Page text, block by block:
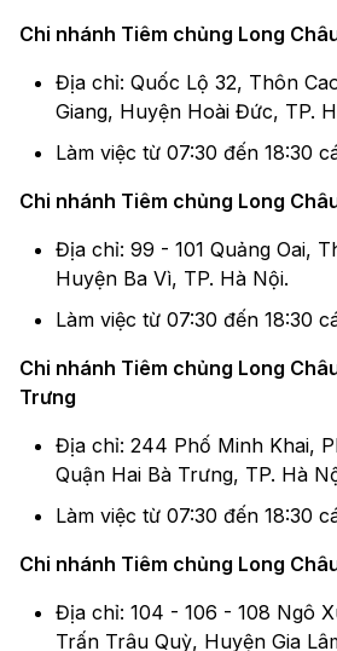
Chi nhánh Tiêm chủng Long
Địa chỉ: Quốc Lộ 32, Thôn
Giang, Huyện Hoài Đức, TP.
Làm việc từ 07:30 đến 18:30
Chi nhánh Tiêm chủng Long
Địa chỉ: 99 - 101 Quảng Oai,
Huyện Ba Vì, TP. Hà Nội.
Làm việc từ 07:30 đến 18:30
Chi nhánh Tiêm chủng Long
Trưng
Địa chỉ: 244 Phố Minh Khai,
Quận Hai Bà Trưng, TP. Hà
Làm việc từ 07:30 đến 18:30
Chi nhánh Tiêm chủng Long
Địa chỉ: 104 - 106 - 108 Ngô
Trấn Trâu Quỳ, Huyện Gia